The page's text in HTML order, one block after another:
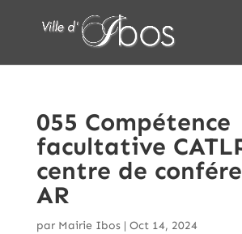
055 Compétence
facultative
centre de
AR
par Mairie Ibos| Oct 14, 2024